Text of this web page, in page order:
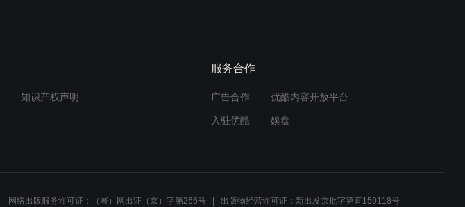
知识产权声明
服务合作
广告合作 优酷内容开放平台
入驻优酷 娱盘
网络出版服务许可证：（署）网出证（京）字第266号 出版物经营许可证：新出发京批字第直150118号